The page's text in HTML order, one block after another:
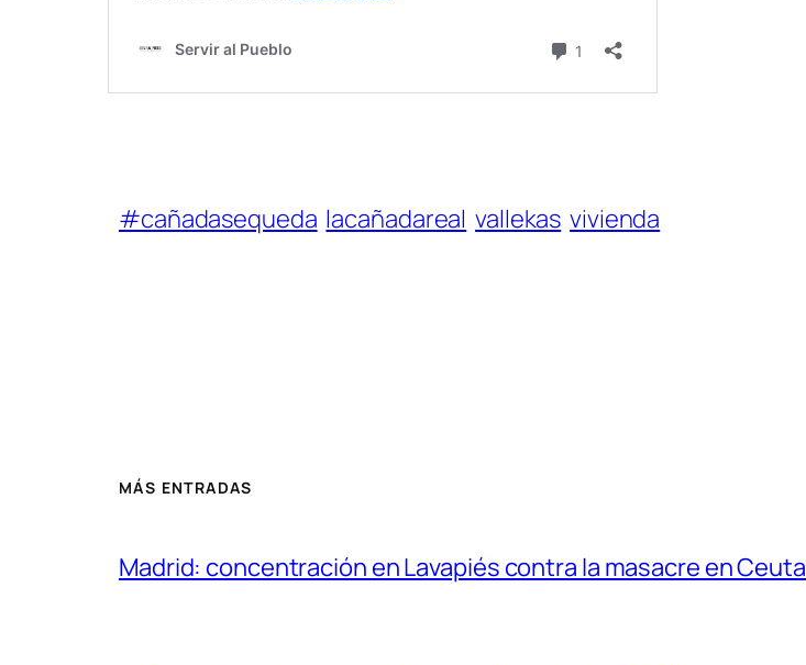
#cañadasequeda lacañadareal vallekas vivienda
MÁS ENTRADAS
Madrid: concentración en Lavapiés contra la masacre en Ceuta